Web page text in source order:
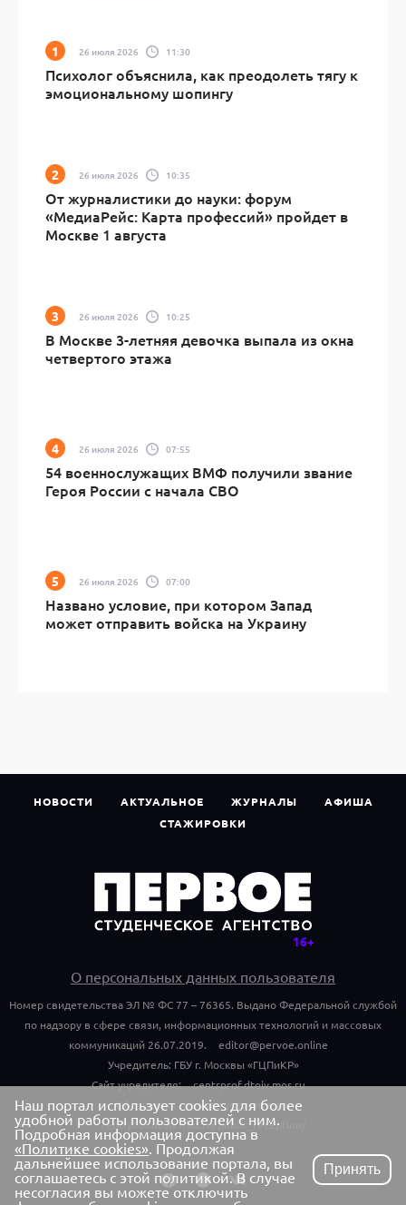
26 июля 2026 11:30
Психолог объяснила, как преодолеть тягу к
эмоциональному шопингу
26 июля 2026 10:35
От журналистики до науки: форум
«МедиаРейс: Карта профессий» пройдет в
Москве 1 августа
26 июля 2026 10:25
В Москве 3-летняя девочка выпала из окна
четвертого этажа
26 июля 2026 07:55
54 военнослужащих ВМФ получили звание
Героя России с начала СВО
26 июля 2026 07:00
Названо условие, при котором Запад
может отправить войска на Украину
НОВОСТИ АКТУАЛЬНОЕ ЖУРНАЛЫ
АФИША
СТАЖИРОВКИ
О персональных данных пользователя
Номер свидетельства ЭЛ № ФС 77 – 76365. Выдано Федеральной службой
по надзору в сфере связи, информационных технологий и массовых
коммуникаций 26.07.2019.
editor@pervoe.online
Учредитель: ГБУ г. Москвы «ГЦПиКР»
Сайт учредителя:
centrprof.dtoiv.mos.ru
Обращения граждан учредителю:
centrprof.dtoiv.mos.ru/public_reception/
Наш портал использует cookies для более
удобной работы пользователей с ним.
Подробная информация доступна в
«Политике cookies». Продолжая
дальнейшее использование портала, вы
соглашаетесь с этой политикой. В случае
несогласия вы можете отключить
Принять